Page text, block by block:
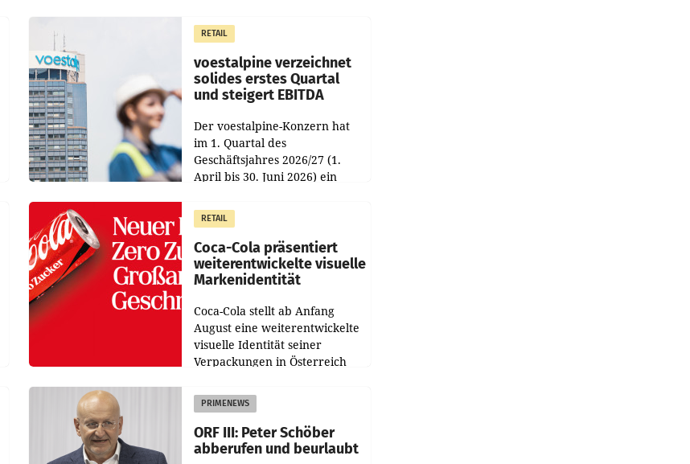
Besetzungen für die
Direktionen abgestimmt
werden.
RETAIL
voestalpine verzeichnet
solides erstes Quartal
und steigert EBITDA
Der voestalpine-Konzern hat
im 1. Quartal des
Geschäftsjahres 2026/27 (1.
April bis 30. Juni 2026) ein
Der Umsatz stieg im Vergleich
zur Vorjahresperiode
RETAIL
Coca-Cola präsentiert
weiterentwickelte visuelle
Markenidentität
Coca-Cola stellt ab Anfang
August eine weiterentwickelte
visuelle Identität seiner
Verpackungen in Österreich
Redesigns stehen zentrale
Gestaltungselemente
PRIMENEWS
ORF III: Peter Schöber
abberufen und beurlaubt